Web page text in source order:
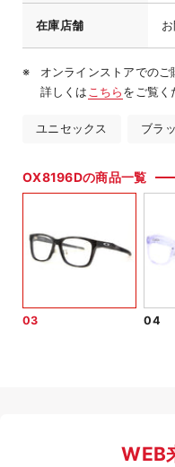
在庫店舗
オンラインストアでの
詳しくは こちらをご覧く
ユニセックス ブラ
OX8196Dの商品一覧
03 04
WEB